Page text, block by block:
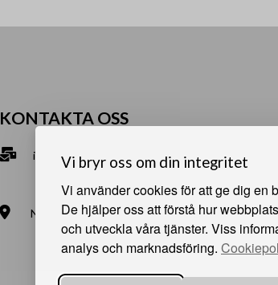
Vi bryr oss om din integritet
Vi använder cookies för att ge dig en
De hjälper oss att förstå hur
och utveckla våra tjänster. Viss
analys och marknadsföring.
KONTAKTA OSS
info@bna.nu
070-2813890
Norrgårdsgatan 9a, 686 35 Sunne
Bjälverud 540, 68693 Sunne